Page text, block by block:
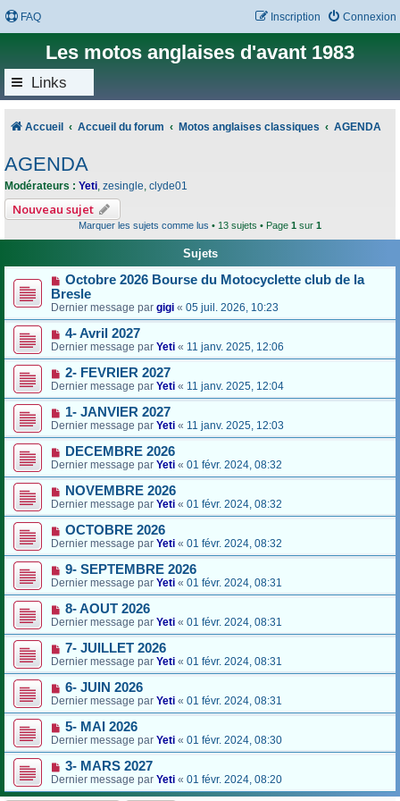
FAQ Connexion
Inscription
Les motos anglaises d'avant 1983
Links
Accueil Accueil du forum Motos anglaises classiques AGENDA
AGENDA
Modérateurs : Yeti, zesingle, clyde01
Nouveau sujet
Marquer les sujets comme lus • 13 sujets • Page 1 sur 1
Sujets
Octobre 2026 Bourse du Motocyclette club de la
Bresle
Dernier message par gigi « 05 juil. 2026, 10:23
4- Avril 2027
Dernier message par Yeti « 11 janv. 2025, 12:06
2- FEVRIER 2027
Dernier message par Yeti « 11 janv. 2025, 12:04
1- JANVIER 2027
Dernier message par Yeti « 11 janv. 2025, 12:03
DECEMBRE 2026
Dernier message par Yeti « 01 févr. 2024, 08:32
NOVEMBRE 2026
Dernier message par Yeti « 01 févr. 2024, 08:32
OCTOBRE 2026
Dernier message par Yeti « 01 févr. 2024, 08:32
9- SEPTEMBRE 2026
Dernier message par Yeti « 01 févr. 2024, 08:31
8- AOUT 2026
Dernier message par Yeti « 01 févr. 2024, 08:31
7- JUILLET 2026
Dernier message par Yeti « 01 févr. 2024, 08:31
6- JUIN 2026
Dernier message par Yeti « 01 févr. 2024, 08:31
5- MAI 2026
Dernier message par Yeti « 01 févr. 2024, 08:30
3- MARS 2027
Dernier message par Yeti « 01 févr. 2024, 08:20